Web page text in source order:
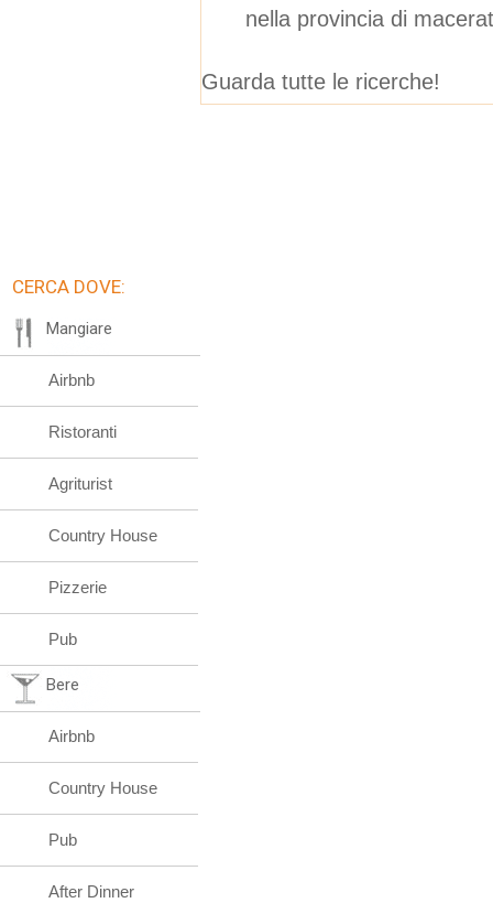
nella provincia di
Guarda tutte le ricerche!
CERCA DOVE:
Mangiare
Airbnb
Ristoranti
Agriturist
Country House
Pizzerie
Pub
Bere
Airbnb
Country House
Pub
After Dinner